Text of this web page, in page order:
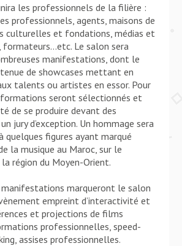
les professionnels de la filière :
professionnels, agents, maisons de
culturelles et fondations, médias et
formateurs…etc. Le salon sera
manifestations, dont le
de showcases mettant en
talents ou artistes en essor. Pour
seront sélectionnés et
de se produire devant des
jury d’exception. Un hommage sera
quelques figures ayant marqué
la musique au Maroc, sur le
région du Moyen-Orient.
manifestations marqueront le salon
empreint d’interactivité et
et projections de films
professionnelles, speed-
assises professionnelles.